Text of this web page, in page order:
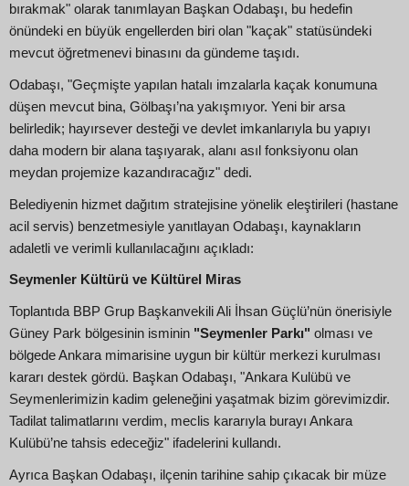
bırakmak" olarak tanımlayan Başkan Odabaşı, bu hedefin
önündeki en büyük engellerden biri olan "kaçak" statüsündeki
mevcut öğretmenevi binasını da gündeme taşıdı.
Odabaşı, "Geçmişte yapılan hatalı imzalarla kaçak konumuna
düşen mevcut bina, Gölbaşı’na yakışmıyor. Yeni bir arsa
belirledik; hayırsever desteği ve devlet imkanlarıyla bu yapıyı
daha modern bir alana taşıyarak, alanı asıl fonksiyonu olan
meydan projemize kazandıracağız" dedi.
Belediyenin hizmet dağıtım stratejisine yönelik eleştirileri (hastane
acil servis) benzetmesiyle yanıtlayan Odabaşı, kaynakların
adaletli ve verimli kullanılacağını açıkladı:
Seymenler Kültürü ve Kültürel Miras
Toplantıda BBP Grup Başkanvekili Ali İhsan Güçlü’nün önerisiyle
Güney Park bölgesinin isminin "Seymenler Parkı" olması ve
bölgede Ankara mimarisine uygun bir kültür merkezi kurulması
kararı destek gördü. Başkan Odabaşı, "Ankara Kulübü ve
Seymenlerimizin kadim geleneğini yaşatmak bizim görevimizdir.
Tadilat talimatlarını verdim, meclis kararıyla burayı Ankara
Kulübü’ne tahsis edeceğiz" ifadelerini kullandı.
Ayrıca Başkan Odabaşı, ilçenin tarihine sahip çıkacak bir müze